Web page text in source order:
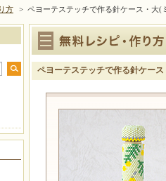
ズ・アクセサリーの専門店 ビーズファク
ーズファクトリー 5,000円以上のご注文
方 > ペヨーテステッチで作る針ケース・大(
ペヨーテステッチで作る針ケース